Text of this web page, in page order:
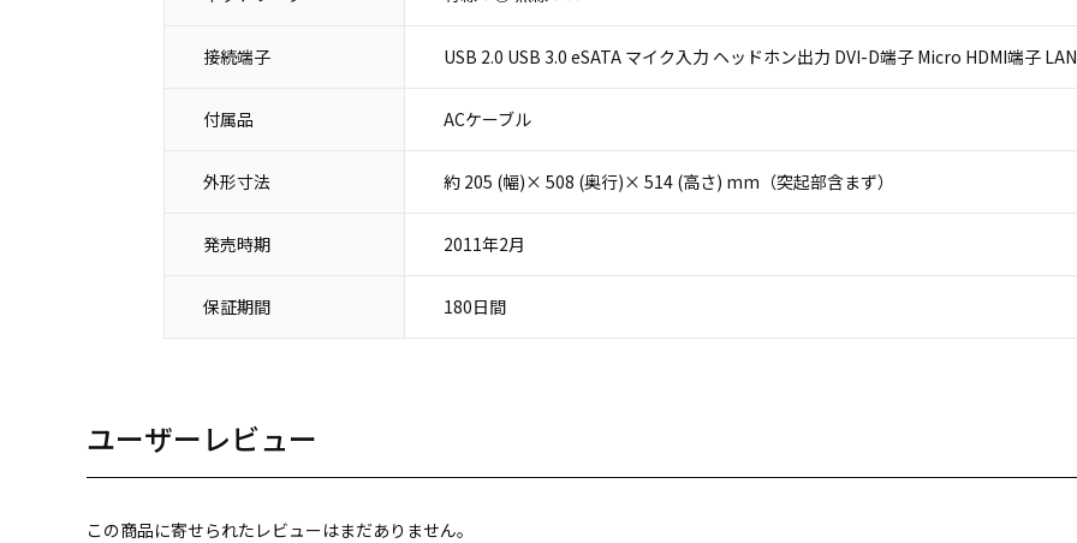
接続端子 USB 2.0 USB 3.0 eSATA マイク入力 ヘッドホン出力 DVI-D端子 Micro HDMI端子
付属品 ACケーブル
外形寸法 約 205 (幅)× 508 (奥行)× 514 (高さ) mm（突起部含まず）
発売時期 2011年2月
保証期間 180日間
ユーザーレビュー
この商品に寄せられたレビューはまだありません。